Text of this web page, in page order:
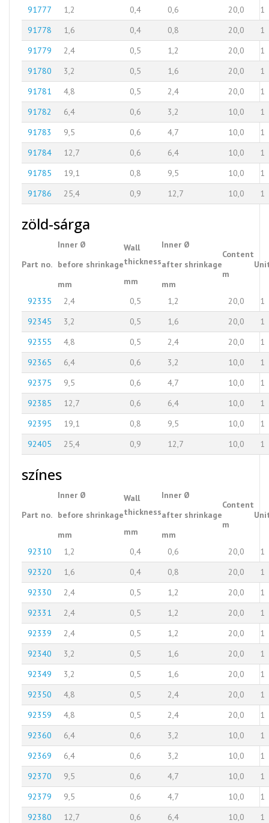
91777 1,2 0,4 0,6 20,0
1
91778
1,6 0,4 0,8 20,0
1
91779
2,4 0,5 1,2 20,0
1
91780
3,2 0,5 1,6 20,0
1
91781
4,8 0,5 2,4 20,0
1
91782
6,4 0,6 3,2 10,0
1
91783
9,5 0,6 4,7 10,0
1
91784
12,7 0,6 6,4 10,0
1
91785
19,1 0,8 9,5 10,0
1
91786
25,4 0,9 12,7 10,0 1
zöld-sárga
Part no.
Inner Ø
before shrinkage
mm
Wall
thickness
mm
Inner Ø
after shrinkage
mm
Content
m
92335 2,4 0,5 1,2 20,0
1
92345
3,2 0,5 1,6 20,0
1
92355
4,8 0,5 2,4 20,0
1
92365
6,4 0,6 3,2 10,0
1
92375
9,5 0,6 4,7 10,0
1
92385
12,7 0,6 6,4 10,0
1
92395
19,1 0,8 9,5 10,0
1
92405
25,4 0,9 12,7 10,0 1
színes
Part no.
Inner Ø
before shrinkage
mm
Wall
thickness
mm
Inner Ø
after shrinkage
mm
Content
m
92310 1,2 0,4 0,6 20,0
1
92320
1,6 0,4 0,8 20,0
1
92330
2,4 0,5 1,2 20,0
1
92331
2,4 0,5 1,2 20,0
1
92339
2,4 0,5 1,2 20,0
1
92340
3,2 0,5 1,6 20,0
1
92349
3,2 0,5 1,6 20,0
1
92350
4,8 0,5 2,4 20,0
1
92359
4,8 0,5 2,4 20,0
1
92360
6,4 0,6 3,2 10,0
1
92369
6,4 0,6 3,2 10,0
1
92370
9,5 0,6 4,7 10,0
1
92379
9,5 0,6 4,7 10,0
1
92380
12,7 0,6 6,4 10,0
1